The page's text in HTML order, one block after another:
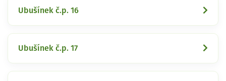
Ubušínek č.p. 16
Ubušínek č.p. 17